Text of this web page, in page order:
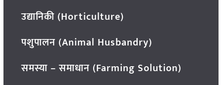
उद्यानिकी (Horticulture)
पशुपालन (Animal Husbandry)
समस्या – समाधान (Farming Solution)